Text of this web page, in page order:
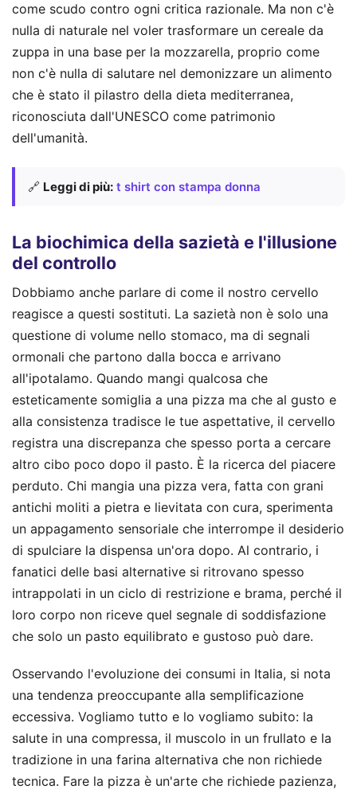
come scudo contro ogni critica razionale. Ma non c'è
nulla di naturale nel voler trasformare un cereale da
zuppa in una base per la mozzarella, proprio come
non c'è nulla di salutare nel demonizzare un alimento
che è stato il pilastro della dieta mediterranea,
riconosciuta dall'UNESCO come patrimonio
dell'umanità.
🔗 Leggi di più: t shirt con stampa donna
La biochimica della sazietà e l'illusione
del controllo
Dobbiamo anche parlare di come il nostro cervello
reagisce a questi sostituti. La sazietà non è solo una
questione di volume nello stomaco, ma di segnali
ormonali che partono dalla bocca e arrivano
all'ipotalamo. Quando mangi qualcosa che
esteticamente somiglia a una pizza ma che al gusto e
alla consistenza tradisce le tue aspettative, il cervello
registra una discrepanza che spesso porta a cercare
altro cibo poco dopo il pasto. È la ricerca del piacere
perduto. Chi mangia una pizza vera, fatta con grani
antichi moliti a pietra e lievitata con cura, sperimenta
un appagamento sensoriale che interrompe il desiderio
di spulciare la dispensa un'ora dopo. Al contrario, i
fanatici delle basi alternative si ritrovano spesso
intrappolati in un ciclo di restrizione e brama, perché il
loro corpo non riceve quel segnale di soddisfazione
che solo un pasto equilibrato e gustoso può dare.
Osservando l'evoluzione dei consumi in Italia, si nota
una tendenza preoccupante alla semplificazione
eccessiva. Vogliamo tutto e lo vogliamo subito: la
salute in una compressa, il muscolo in un frullato e la
tradizione in una farina alternativa che non richiede
tecnica. Fare la pizza è un'arte che richiede pazienza,